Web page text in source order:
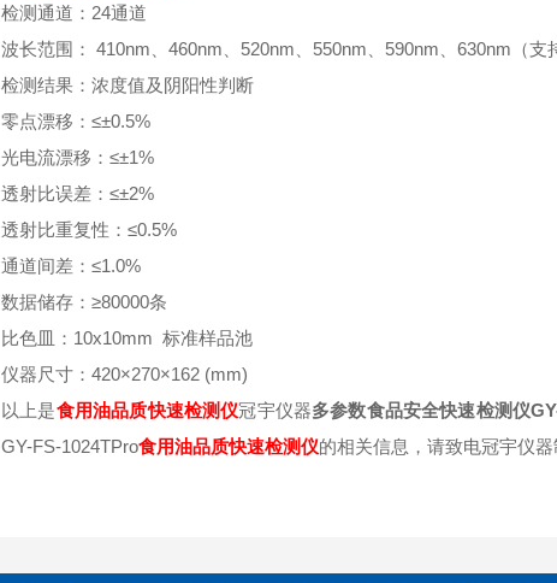
检测通道：24通道
波长范围： 410nm、460nm、520nm、550nm、590nm、630nm（支
检测结果：浓度值及阴阳性判断
零点漂移：≤±0.5%
光电流漂移：≤±1%
透射比误差：≤±2%
透射比重复性：≤0.5%
通道间差：≤1.0%
数据储存：≥80000条
比色皿：10x10mm 标准样品池
仪器尺寸：420×270×162 (mm)
以上是食用油品质快速检测仪冠宇仪器多参数食品安全快速检测仪
GY-FS-1024TPro食用油品质快速检测仪的相关信息，请致电冠宇仪器